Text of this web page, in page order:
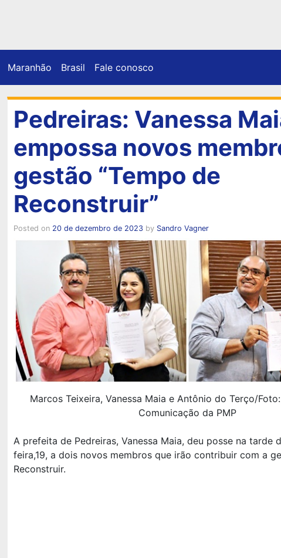
Maranhão Brasil Fale conosco
Pedreiras: Vanessa
empossa novos
gestão “Tempo de
Reconstruir”
Posted on 20 de dezembro de 2023by Sandro Vagner
Marcos Teixeira, Vanessa Maia e Antônio do Terço/
Comunicação da PMP
A prefeita de Pedreiras, Vanessa Maia, deu posse na tarde
feira,19, a dois novos membros que irão contribuir com a
Reconstruir.